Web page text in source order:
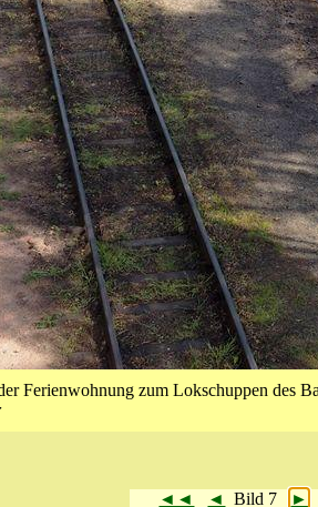
Ferienwohnung zum Lok­schuppen des
◄◄ ◄ Bild 7 ►